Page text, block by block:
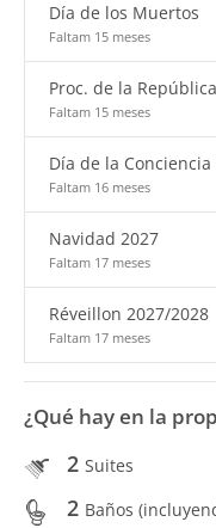
Día de los Muertos
Faltam 15 meses
Proc. de la
Faltam 15 meses
Día de la
Faltam 16 meses
Navidad 2027
Faltam 17 meses
Réveillon 2027/2028
Faltam 17 meses
¿Qué hay en la
2 Suites
2 Baños